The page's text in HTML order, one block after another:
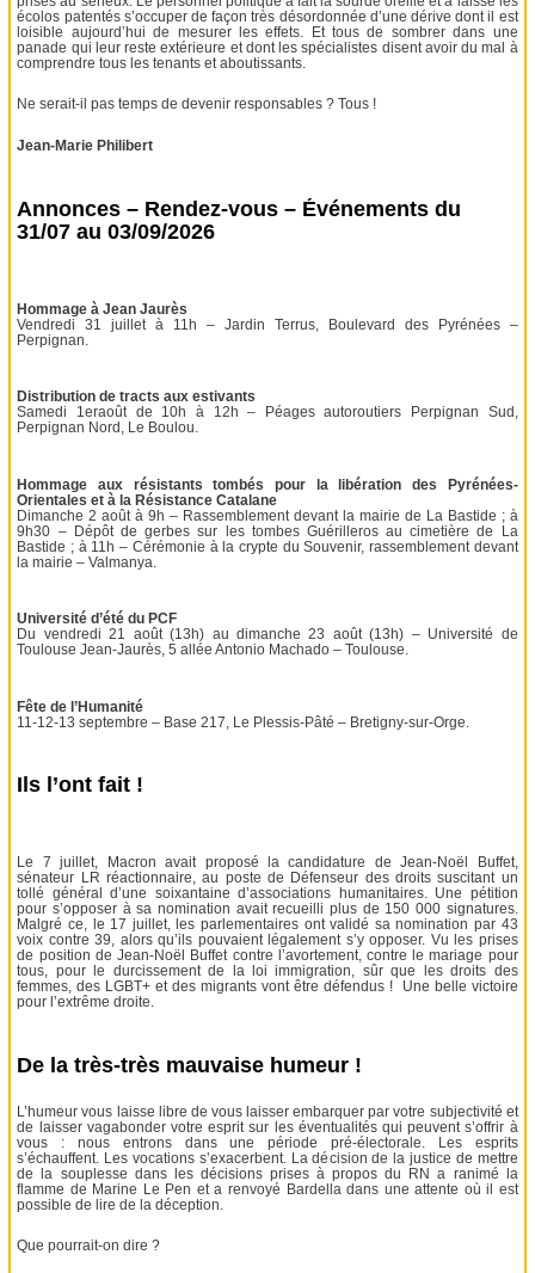
écolos patentés s’occuper de façon très désordonnée d’une dérive dont il est
loisible aujourd’hui de mesurer les effets. Et tous de sombrer dans une
panade qui leur reste extérieure et dont les spécialistes disent avoir du mal à
comprendre tous les tenants et aboutissants.
Ne serait-il pas temps de devenir responsables ? Tous !
Jean-Marie Philibert
Annonces – Rendez-vous – Événements du
31/07 au 03/09/2026
Hommage à Jean Jaurès
Vendredi 31 juillet à 11h – Jardin Terrus, Boulevard des Pyrénées –
Perpignan.
Distribution de tracts aux estivants
Samedi 1eraoût de 10h à 12h – Péages autoroutiers Perpignan Sud,
Perpignan Nord, Le Boulou.
Hommage aux résistants tombés pour la libération des Pyrénées-
Orientales et à la Résistance Catalane
Dimanche 2 août à 9h – Rassemblement devant la mairie de La Bastide ; à
9h30 – Dépôt de gerbes sur les tombes Guérilleros au cimetière de La
Bastide ; à 11h – Cérémonie à la crypte du Souvenir, rassemblement devant
la mairie – Valmanya.
Université d’été du PCF
Du vendredi 21 août (13h) au dimanche 23 août (13h) – Université de
Toulouse Jean-Jaurès, 5 allée Antonio Machado – Toulouse.
Fête de l’Humanité
11-12-13 septembre – Base 217, Le Plessis-Pâté – Bretigny-sur-Orge.
Ils l’ont fait !
Le 7 juillet, Macron avait proposé la candidature de Jean-Noël Buffet,
sénateur LR réactionnaire, au poste de Défenseur des droits suscitant un
tollé général d’une soixantaine d’associations humanitaires. Une pétition
pour s’opposer à sa nomination avait recueilli plus de 150 000 signatures.
Malgré ce, le 17 juillet, les parlementaires ont validé sa nomination par 43
voix contre 39, alors qu’ils pouvaient légalement s’y opposer. Vu les prises
de position de Jean-Noël Buffet contre l’avortement, contre le mariage pour
tous, pour le durcissement de la loi immigration, sûr que les droits des
femmes, des LGBT+ et des migrants vont être défendus ! Une belle victoire
pour l’extrême droite.
De la très-très mauvaise humeur !
L’humeur vous laisse libre de vous laisser embarquer par votre subjectivité et
de laisser vagabonder votre esprit sur les éventualités qui peuvent s’offrir à
vous : nous entrons dans une période pré-électorale. Les esprits
s’échauffent. Les vocations s’exacerbent. La décision de la justice de mettre
de la souplesse dans les décisions prises à propos du RN a ranimé la
flamme de Marine Le Pen et a renvoyé Bardella dans une attente où il est
possible de lire de la déception.
Que pourrait-on dire ?